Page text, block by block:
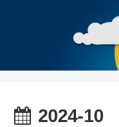
2024-10